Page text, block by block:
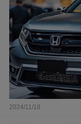
2024/11/18